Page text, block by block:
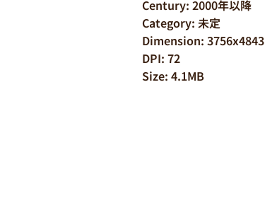
Century: 2000年以降
Category: 未定
Dimension: 3756x4843
DPI: 72
Size: 4.1MB